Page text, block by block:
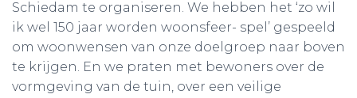
Schiedam te organiseren. We hebben het ‘zo wil
ik wel 150 jaar worden woonsfeer- spel’ gespeeld
om woonwensen van onze doelgroep naar boven
te krijgen. En we praten met bewoners over de
vormgeving van de tuin, over een veilige